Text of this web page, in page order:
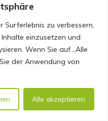
Surferlebnis zu verbessern,
einzusetzen und
Wenn Sie auf „Alle
der Anwendung von
Alle akzeptieren